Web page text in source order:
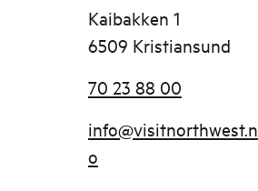
Kaibakken 1
6509 Kristiansund
70 23 88 00
info@visitnorthwest.n
o